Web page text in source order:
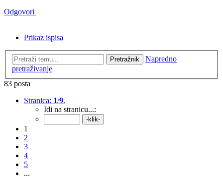
Odgovori
Prikaz ispisa
Pretražnik
Napredno
pretraživanje
83 posta
Stranica: 1/9.
Idi na stranicu...:
1
2
3
4
5
...